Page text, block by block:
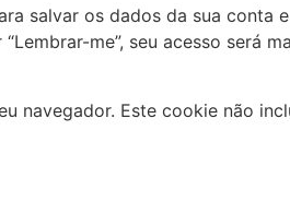
salvar os dados da sua
me”, seu acesso será
navegador. Este cookie não